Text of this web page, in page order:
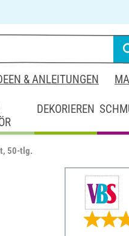
& ANLEITUNGEN
DEKORIEREN
50-tlg.